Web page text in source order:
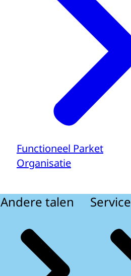
Functioneel Parket
Organisatie
Andere talen Service